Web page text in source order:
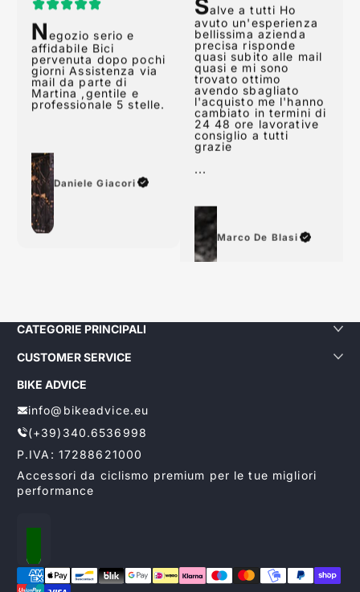
N
affidabile Bici
pervenuta dopo pochi
giorni Assistenza via
mail da parte di
Martina ,gentile e
professionale 5 stelle.
Daniele Giacori
Salve a tutti Ho
avuto un'esperienza
bellissima azienda
precisa risponde
quasi subito alle mail
quasi e mi sono
trovato ottimo
avendo sbagliato
l'acquisto me l'hanno
cambiato in termini di
24 48 ore lavorative
consiglio a tutti
Marco De Blasi
CATEGORIE PRINCIPALI
CUSTOMER SERVICE
BIKE ADVICE
info@bikeadvice.eu
(+39)340.6536998
P.IVA: 17288621000
Accessori da ciclismo premium per le tue migliori
performance
Metodi di pagamento